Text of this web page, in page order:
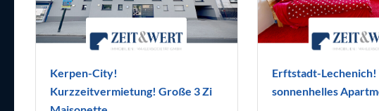
Kerpen-City!
Kurzzeitvermietung! Große 3 Zi
Erftstadt-
sonnenhelles